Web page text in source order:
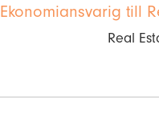
Ekonomiansvarig till
Real